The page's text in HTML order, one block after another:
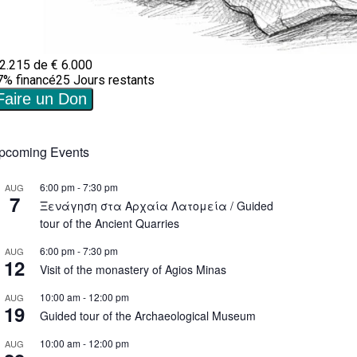
Events
AUG
7
6:00 pm-7:30 pm
Ξενάγηση στα Αρχαία Λατομεία / Guided
tour of the Ancient Quarries
AUG
12
6:00 pm-7:30 pm
Visit of the monastery of Agios Minas
AUG
19
10:00 am- 12:00 pm
Guided tour of the Archaeological Museum
AUG 10:00 am- 12:00 pm